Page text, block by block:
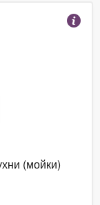
(мойки)